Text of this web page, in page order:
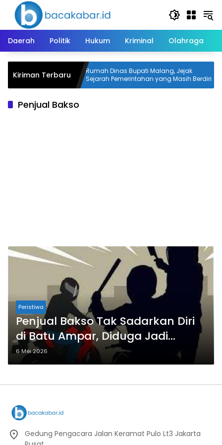
Langsung
konten
Daerah
Politik Hukum Kriminal Olahraga
Kiriman Terbaru
Pelajar
Rumah Dinas Bupati Malang, Jejak
Sejarah Pemerintahan yang Masih Berdiri
Penjual Bakso
Peristiwa
Penjual Bakso Tak Sadarkan Diri
di Batu Ampar, Diduga Jadi
Korban Begal
6 Mei 2026
Gedung Pengacara Jalan Keramat Pulo Lt3 Jakarta